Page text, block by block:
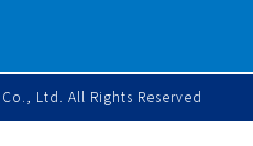
Ltd. All Rights Reserved